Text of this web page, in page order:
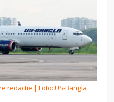
redactie | Foto: US-Bangla